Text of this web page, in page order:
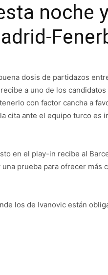
noche
dosis de partidazos
a uno de los
con factor cancha a
cita ante el equipo turco es
en el play-in recibe al
prueba para ofrecer más
los de Ivanovic están